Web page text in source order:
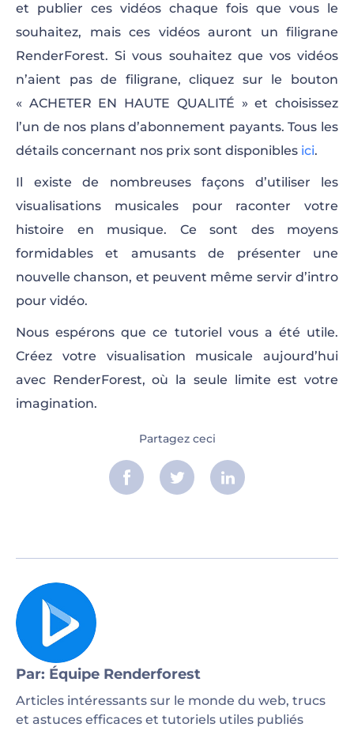
et publier ces vidéos chaque fois que vous le
souhaitez, mais ces vidéos auront un filigrane
RenderForest. Si vous souhaitez que vos vidéos
n’aient pas de filigrane, cliquez sur le bouton
« ACHETER EN HAUTE QUALITÉ » et choisissez
l’un de nos plans d’abonnement payants. Tous les
détails concernant nos prix sont disponibles ici.
Il existe de nombreuses façons d’utiliser les
visualisations musicales pour raconter votre
histoire en musique. Ce sont des moyens
formidables et amusants de présenter une
nouvelle chanson, et peuvent même servir d’intro
pour vidéo.
Nous espérons que ce tutoriel vous a été utile.
Créez votre visualisation musicale aujourd’hui
avec RenderForest, où la seule limite est votre
imagination.
Partagez ceci
Par: Équipe Renderforest
Articles intéressants sur le monde du web, trucs
et astuces efficaces et tutoriels utiles publiés